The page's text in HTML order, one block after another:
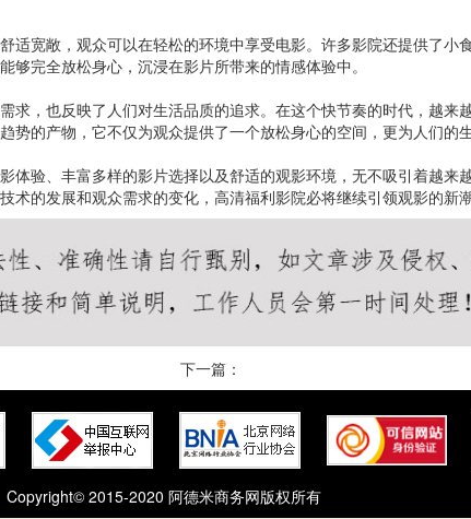
适宽敞，观众可以在轻松的环境中享受电影。许多影院还提供了小
完全放松身心，沉浸在影片所带来的情感体验中。
，也反映了人们对生活品质的追求。在这个快节奏的时代，越来
的产物，它不仅为观众提供了一个放松身心的空间，更为人们的
体验、丰富多样的影片选择以及舒适的观影环境，无不吸引着越来
的发展和观众需求的变化，高清福利影院必将继续引领观影的新
下一篇：
Copyright© 2015-2020 阿德米商务网版权所有